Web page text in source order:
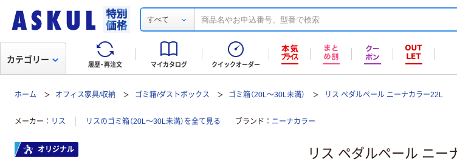
すべて
履歴・再注文 マイカタログ クイックオーダー
カテゴリー
ホーム オフィス家具/収納 ゴミ箱/ダストボックス ゴミ箱（20L～30L未満） リス ペダルペール ニーナカラー22L
メーカー リス リスのゴミ箱（20L～30L未満）を全て見る ブランド ニーナカラー
リス ペダルペール ニー
オリジナル